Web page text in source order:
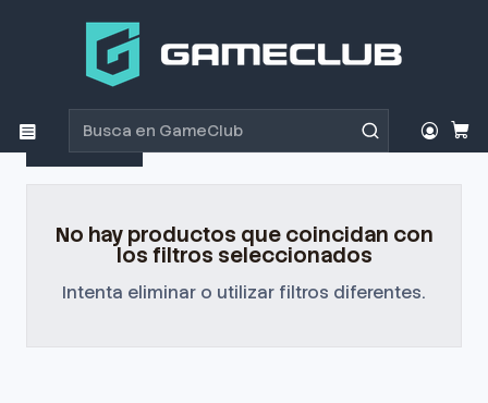
Productos
Bundle
Filtros
No hay productos que coincidan con
los filtros seleccionados
Intenta eliminar o utilizar filtros diferentes.